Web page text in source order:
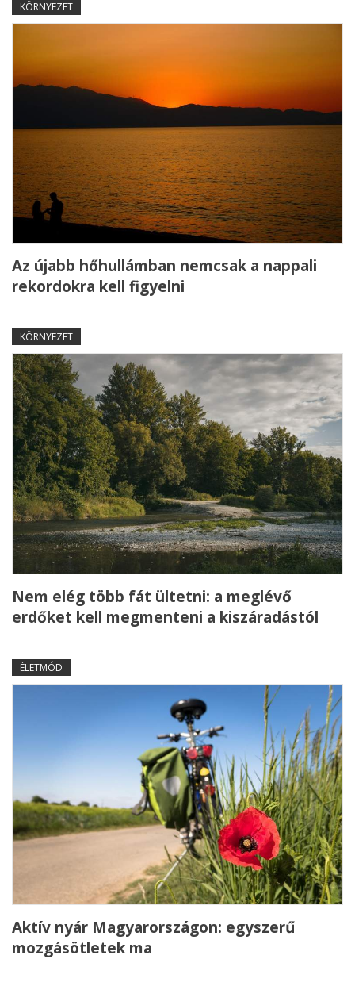
KÖRNYEZET
Az újabb hőhullámban nemcsak a nappali
rekordokra kell figyelni
KÖRNYEZET
Nem elég több fát ültetni: a meglévő
erdőket kell megmenteni a kiszáradástól
ÉLETMÓD
Aktív nyár Magyarországon: egyszerű
mozgásötletek ma